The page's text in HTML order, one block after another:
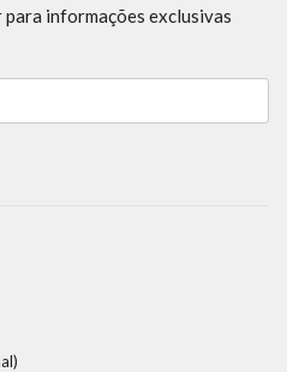
informações exclusivas